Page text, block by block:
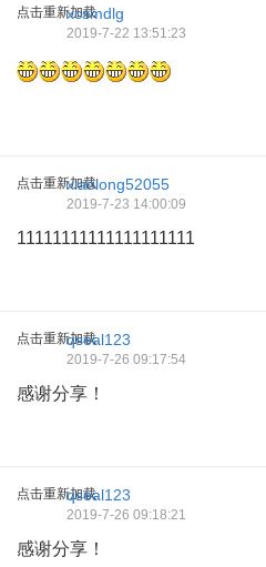
点击重新加载xcsmdlg
2019-7-22 13:51:23
点击重新加载xiaolong52055
2019-7-23 14:00:09
11111111111111111111
点击重新加载qseal123
2019-7-26 09:17:54
感谢分享！
点击重新加载qseal123
2019-7-26 09:18:21
感谢分享！